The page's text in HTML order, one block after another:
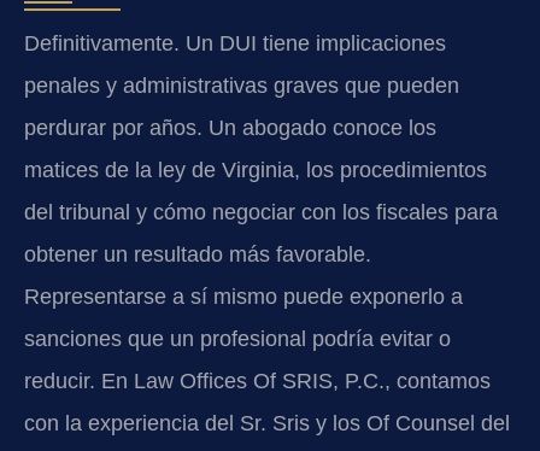
Definitivamente. Un DUI tiene implicaciones
penales y administrativas graves que pueden
perdurar por años. Un abogado conoce los
matices de la ley de Virginia, los procedimientos
del tribunal y cómo negociar con los fiscales para
obtener un resultado más favorable.
Representarse a sí mismo puede exponerlo a
sanciones que un profesional podría evitar o
reducir. En Law Offices Of SRIS, P.C., contamos
con la experiencia del Sr. Sris y los Of Counsel del